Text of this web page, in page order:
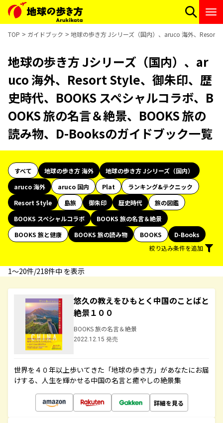
TOP ガイドブック 地球の歩き方 Jシリーズ（国内）、aruco 海外、Resort
地球の歩き方 Jシリーズ（国内）、ar
uco 海外、Resort Style、御朱印、歴
史時代、BOOKS スペシャルコラボ、B
OOKS 旅の名言＆絶景、BOOKS 旅の
読み物、D-Booksのガイドブック一覧
すべて 地球の歩き方 海外
地球の歩き方 Jシリーズ（国内）
aruco 海外
aruco 国内 Plat
ランキング&テクニック
Resort Style
島旅 御朱印 歴史時代
旅の図鑑
BOOKS スペシャルコラボ
BOOKS 旅の名言＆絶景
BOOKS 旅と健康
BOOKS 旅の読み物 BOOKS
D-Books
絞り込み条件を追加
1〜20件/218件中 を表示
悠久の教えをひもとく中国のことばと
絶景１００
BOOKS 旅の名言＆絶景
2022.12.15 発売
世界を４０年以上歩いてきた「地球の歩き方」があなたにお届
けする、人生を輝かせる中国の名言と癒やしの絶景集
詳細を見る